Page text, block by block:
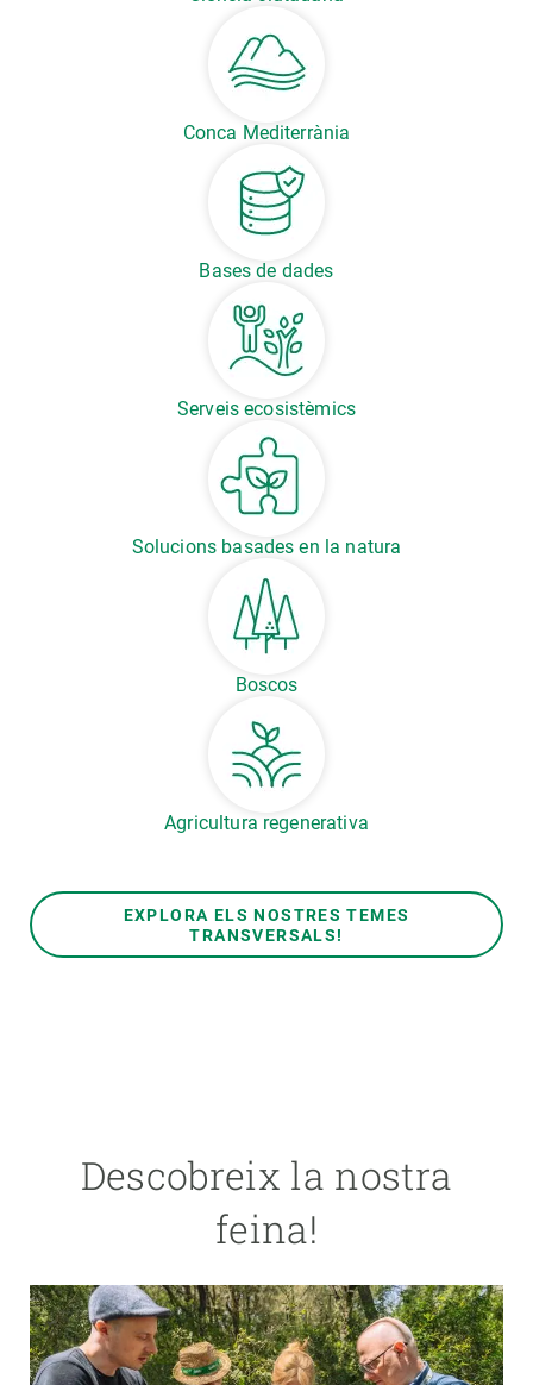
Conca Mediterrània
Bases de dades
Serveis ecosistèmics
Solucions basades en la natura
Boscos
Agricultura regenerativa
EXPLORA ELS NOSTRES TEMES
TRANSVERSALS!
Descobreix la nostra
feina!